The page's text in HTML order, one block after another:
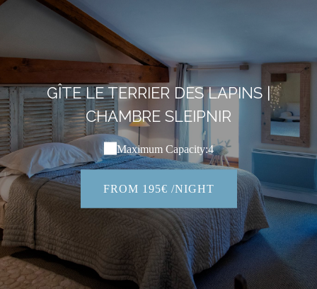
GÎTE LE TERRIER DES LAPINS |
CHAMBRE SLEIPNIR
Maximum Capacity:4
FROM 195€ /NIGHT